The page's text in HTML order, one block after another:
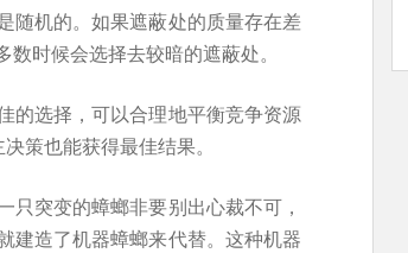
随机的。如果遮蔽处的质量存在差
时候会选择去较暗的遮蔽处。
的选择，可以合理地平衡竞争资源
策也能获得最佳结果。
突变的蟑螂非要别出心裁不可，
建造了机器蟑螂来代替。这种机器